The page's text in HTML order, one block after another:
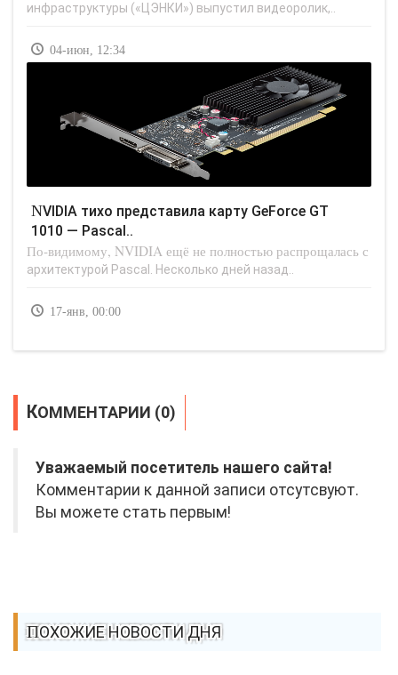
инфраструктуры («ЦЭНКИ») выпустил видеоролик,..
04-июн, 12:34
NVIDIA тихо представила карту GeForce GT
1010 — Pascal..
По-видимому, NVIDIA ещё не полностью распрощалась с
архитектурой Pascal. Несколько дней назад..
17-янв, 00:00
КОММЕНТАРИИ (0)
Уважаемый посетитель нашего сайта!
Комментарии к данной записи отсутсвуют.
Вы можете стать первым!
ПОХОЖИЕ НОВОСТИ ДНЯ